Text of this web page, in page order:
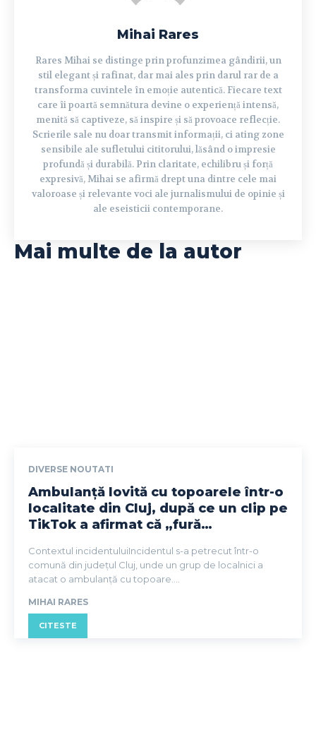
Mihai Rares
Rares Mihai se distinge prin profunzimea gândirii, un
stil elegant și rafinat, dar mai ales prin darul rar de a
transforma cuvintele în emoție autentică. Fiecare text
care îi poartă semnătura devine o experiență intensă,
menită să captiveze, să inspire și să provoace reflecție.
Scrierile sale nu doar transmit informații, ci ating zone
sensibile ale sufletului cititorului, lăsând o impresie
profundă și durabilă. Prin claritate, echilibru și forță
expresivă, Mihai se afirmă drept una dintre cele mai
valoroase și relevante voci ale jurnalismului de opinie și
ale eseisticii contemporane.
Mai multe de la autor
DIVERSE NOUTATI
Ambulanță lovită cu topoarele într-o
localitate din Cluj, după ce un clip pe
TikTok a afirmat că „fură…
Contextul incidentuluiIncidentul s-a petrecut într-o
comună din județul Cluj, unde un grup de localnici a
atacat o ambulanță cu topoare....
MIHAI RARES
CITESTE